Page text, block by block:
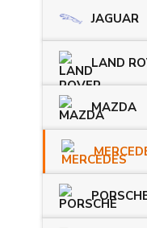
JAGUAR
LAND
MAZDA